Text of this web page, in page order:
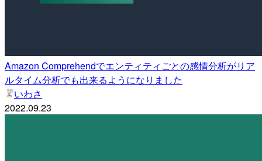
Amazon Comprehendでエンティティごとの感情分析がリア
ルタイム分析でも出来るようになりました
いわさ
2022.09.23